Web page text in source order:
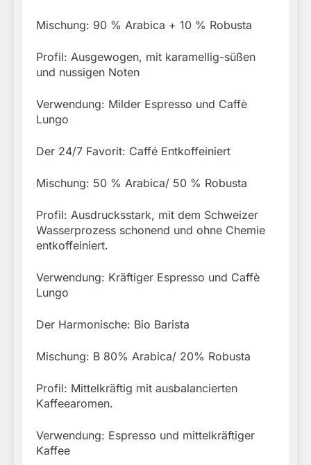
Mischung: 90 % Arabica + 10 % Robusta
Profil: Ausgewogen, mit karamellig-süßen
und nussigen Noten
Verwendung: Milder Espresso und Caffè
Lungo
Der 24/7 Favorit: Caffé Entkoffeiniert
Mischung: 50 % Arabica/ 50 % Robusta
Profil: Ausdrucksstark, mit dem Schweizer
Wasserprozess schonend und ohne Chemie
entkoffeiniert.
Verwendung: Kräftiger Espresso und Caffè
Lungo
Der Harmonische: Bio Barista
Mischung: B 80% Arabica/ 20% Robusta
Profil: Mittelkräftig mit ausbalancierten
Kaffeearomen.
Verwendung: Espresso und mittelkräftiger
Kaffee